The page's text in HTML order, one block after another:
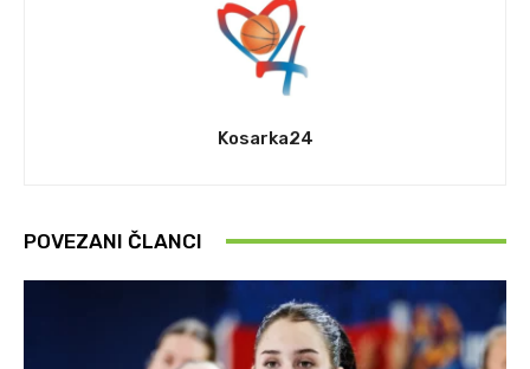
Kosarka24
POVEZANI ČLANCI